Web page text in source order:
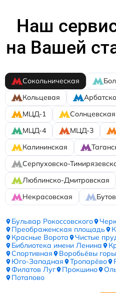
Наш
на Вашей
Сокольническая
Кольцевая
МЦД-1
Солнцевская
МЦД-4
МЦД-3
Калининская
Серпуховско-
Люблинско-Дмитровская
Некрасовская
Бульвар Рокоссовского
Преображенская площадь
Красные Ворота
Чистые
Библиотека имени Ленина
Спортивная
Воробьёвы горы
Юго-Западная
Тропарёво
Филатов Луг
Прокшино
Потапово